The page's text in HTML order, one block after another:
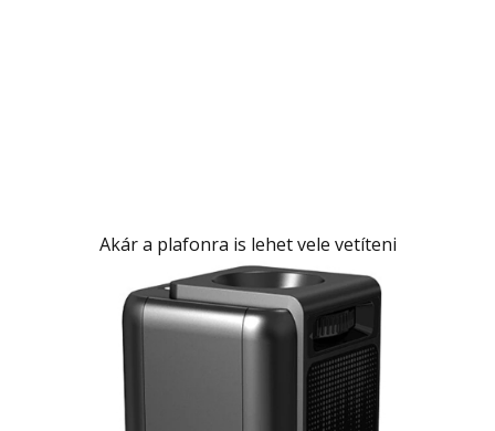
Akár a plafonra is lehet vele vetíteni